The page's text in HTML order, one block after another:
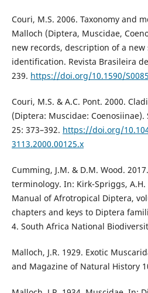
Couri, M.S. 2006. Taxonomy and
Malloch (Diptera, Muscidae,
new records, description of a new
identification. Revista Brasileira
239. https://doi.org/10.1590/
Couri, M.S. & A.C. Pont. 2000.
(Diptera: Muscidae: Coenosiinae).
25: 373–392. https://doi.org/
3113.2000.00125.x
Cumming, J.M. & D.M. Wood.
terminology. In: Kirk-Spriggs, A.H.
Manual of Afrotropical Diptera,
chapters and keys to Diptera
4. South Africa National
Malloch, J.R. 1929. Exotic
and Magazine of Natural History